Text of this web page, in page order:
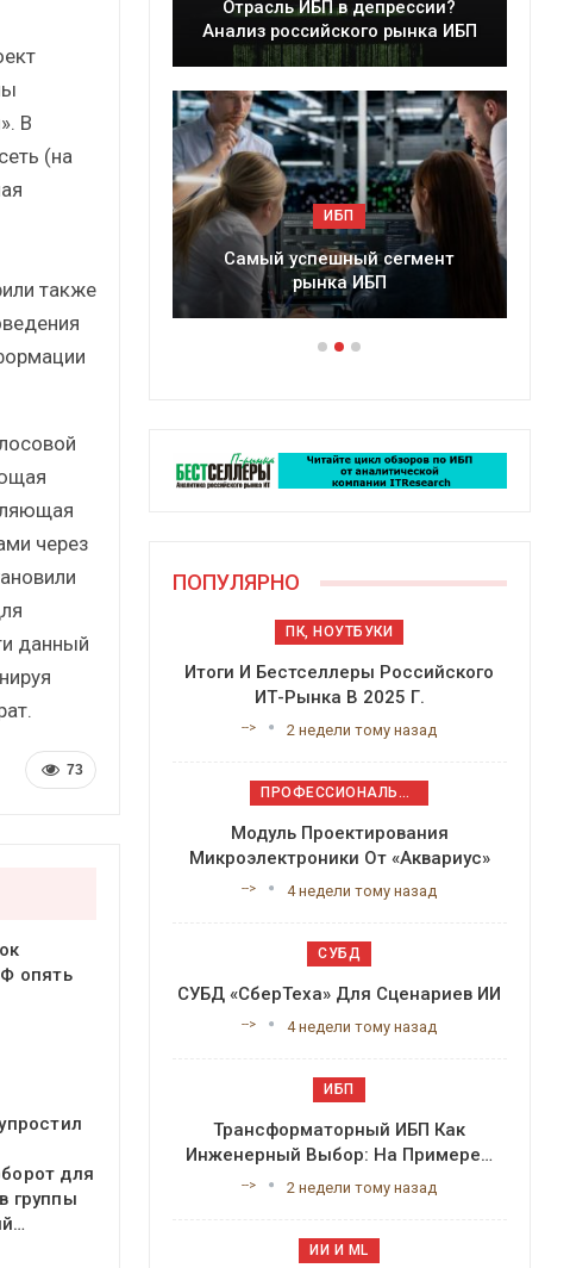
В
(на
также
через
данный
73
опять
для
группы
Отрасль ИБП в депрессии?
Анализ российского рынка ИБП
ИБП
Самый успешный сегмент
рынка ИБП
ПОПУЛЯРНО
ПК, НОУТБУКИ
Итоги И Бестселлеры Российского
ИТ-Рынка В 2025 Г.
--> 2 недели тому назад
ПРОФЕССИОНАЛЬНОЕ ПРИКЛАДНОЕ ПО
Модуль Проектирования
Микроэлектроники От «Аквариус»
--> 4 недели тому назад
СУБД
СУБД «СберТеха» Для Сценариев ИИ
--> 4 недели тому назад
ИБП
Трансформаторный ИБП Как
Инженерный Выбор: На Примере…
--> 2 недели тому назад
ИИ И ML